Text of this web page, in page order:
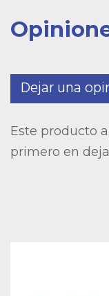
Dejar una
Este producto
primero en